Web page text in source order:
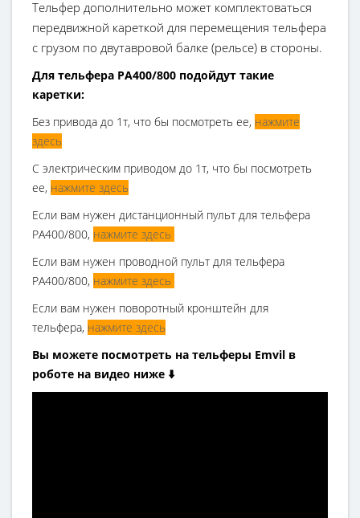
Тельфер дополнительно может комплектоваться
передвижной кареткой для перемещения тельфера
с грузом по двутавровой балке (рельсе) в стороны.
Для тельфера РА400/800 подойдут такие
каретки:
Без привода до 1т, что бы посмотреть ее, нажмите
здесь
С электрическим приводом до 1т, что бы посмотреть
ее, нажмите здесь
Если вам нужен дистанционный пульт для тельфера
РА400/800, нажмите здесь
Если вам нужен проводной пульт для тельфера
РА400/800, нажмите здесь
Если вам нужен поворотный кронштейн для
тельфера, нажмите здесь
Вы можете посмотреть на тельферы Emvil в
роботе на видео ниже ⬇️